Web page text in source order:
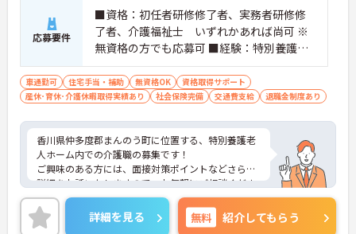
応募要件
■資格：初任者研修修了者、実務者研修修
了者、介護福祉士 いずれかあれば尚可 ※
無資格の方でも応募可 ■経験：特別養護老
人ホーム等、介護施設での勤務経験がある
方
車通勤可 住宅手当・補助 無資格OK
資格取得サポート
産休･育休･介護休暇取得実績あり
社会保険完備 交通費支給 退職金制度あり
香川県仲多度郡まんのう町に位置する、特別養護老
人ホーム内での介護職の募集です！
ご興味のある方には、面接対策ポイントなどさらに
詳細をお話いたしますので、お気軽にご相談くださ
い。
詳細を見る 無料 紹介してもらう